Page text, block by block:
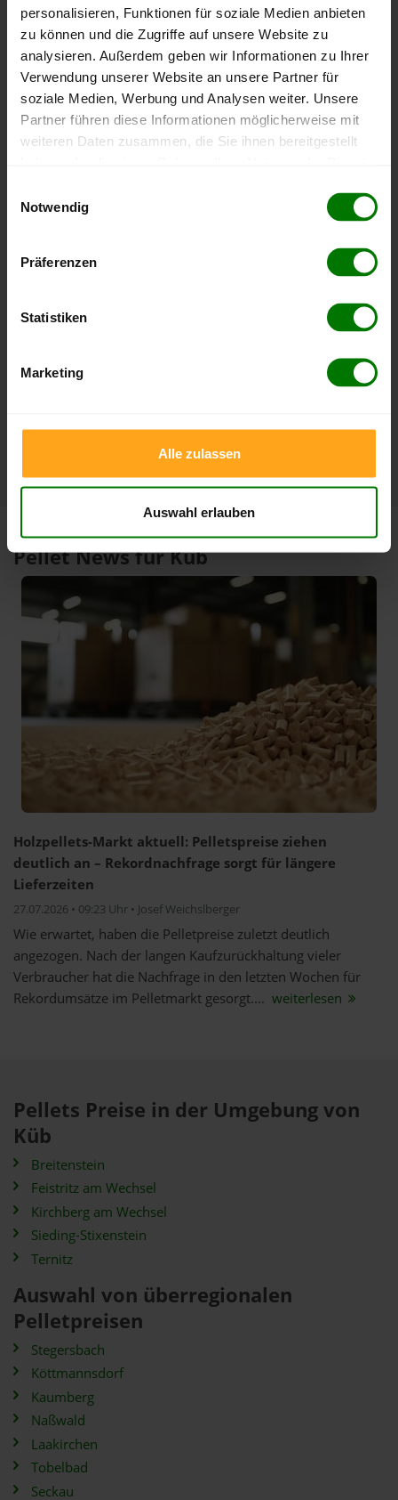
personalisieren, Funktionen für soziale Medien anbieten
zu können und die Zugriffe auf unsere Website zu
analysieren. Außerdem geben wir Informationen zu Ihrer
Verwendung unserer Website an unsere Partner für
soziale Medien, Werbung und Analysen weiter. Unsere
Partner führen diese Informationen möglicherweise mit
weiteren Daten zusammen, die Sie ihnen bereitgestellt
Notwendig
Präferenzen
Statistiken
Marketing
Alle zulassen
Auswahl erlauben
Höchst- und Tiefststände der
Pelletspreise in Küb
Die Tabelle zeigt dieHöchst- und Tiefststände der
Pelletspreise für lose Holzpellets. Das dazugehörige
Datum zeigt, wann der Höchst- oder Tiefststand im
Tiefststand
397,87 €
08.07.2026
379,00 €
08.05.2026
Pellet News für Küb
Holzpellets-Markt aktuell: Pelletspreise ziehen
deutlich an – Rekordnachfrage sorgt für längere
Lieferzeiten
27.07.2026 • 09:23 Uhr • Josef Weichslberger
Wie erwartet, haben die Pelletpreise zuletzt deutlich
angezogen. Nach der langen Kaufzurückhaltung vieler
Verbraucher hat die Nachfrage in den letzten Wochen für
Rekordumsätze im Pelletmarkt gesorgt.... weiterlesen
Pellets Preise in der Umgebung von
Küb
Breitenstein
Feistritz am Wechsel
Kirchberg am Wechsel
Sieding-Stixenstein
Ternitz
Auswahl von überregionalen
Pelletpreisen
Stegersbach
Köttmannsdorf
Kaumberg
Naßwald
Laakirchen
Tobelbad
Seckau